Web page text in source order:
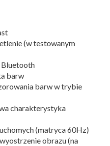
(w testowanym
Bluetooth
barw
barw w trybie
charakterystyka
(matryca 60Hz)
obrazu (na